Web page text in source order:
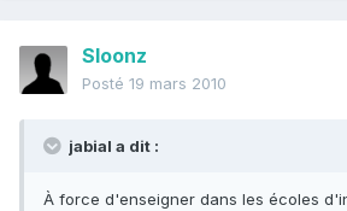
Sloonz
Posté 19 mars 2010
jabial a dit :
À force d'enseigner dans les écoles